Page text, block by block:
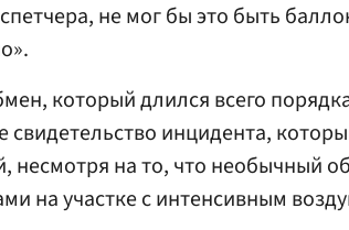
не мог бы это быть
который длился всего
свидетельство инцидента,
несмотря на то, что необычный
на участке с интенсивным